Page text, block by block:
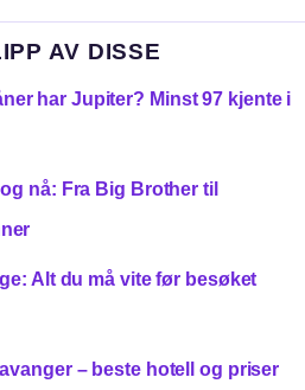
AV DISSE
har Jupiter? Minst 97 kjente i
nå: Fra Big Brother til
Alt du må vite før besøket
– beste hotell og priser